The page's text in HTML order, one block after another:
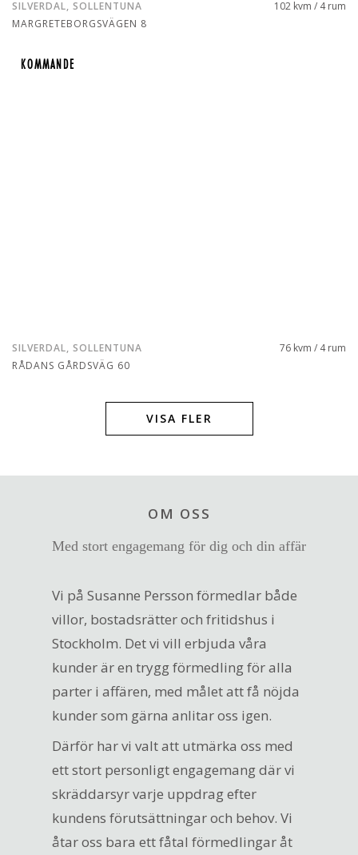
SILVERDAL, SOLLENTUNA
MARGRETEBORGSVÄGEN 8
102 kvm / 4 rum
KOMMANDE
KOMMANDE
SILVERDAL, SOLLENTUNA
RÅDANS GÅRDSVÄG 60
76 kvm / 4 rum
VISA FLER
OM OSS
Med stort engagemang för dig och din affär
Vi på Susanne Persson förmedlar både
villor, bostadsrätter och fritidshus i
Stockholm. Det vi vill erbjuda våra
kunder är en trygg förmedling för alla
parter i affären, med målet att få nöjda
kunder som gärna anlitar oss igen.
Därför har vi valt att utmärka oss med
ett stort personligt engagemang där vi
skräddarsyr varje uppdrag efter
kundens förutsättningar och behov. Vi
åtar oss bara ett fåtal förmedlingar åt